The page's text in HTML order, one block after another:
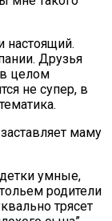
настоящий.
Друзья
целом
не супер, в
маму
умные,
родители
трясет